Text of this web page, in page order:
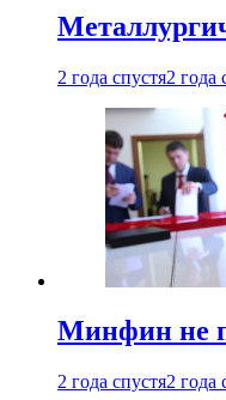
2 года спустя2 года
Минфин не
2 года спустя2 года